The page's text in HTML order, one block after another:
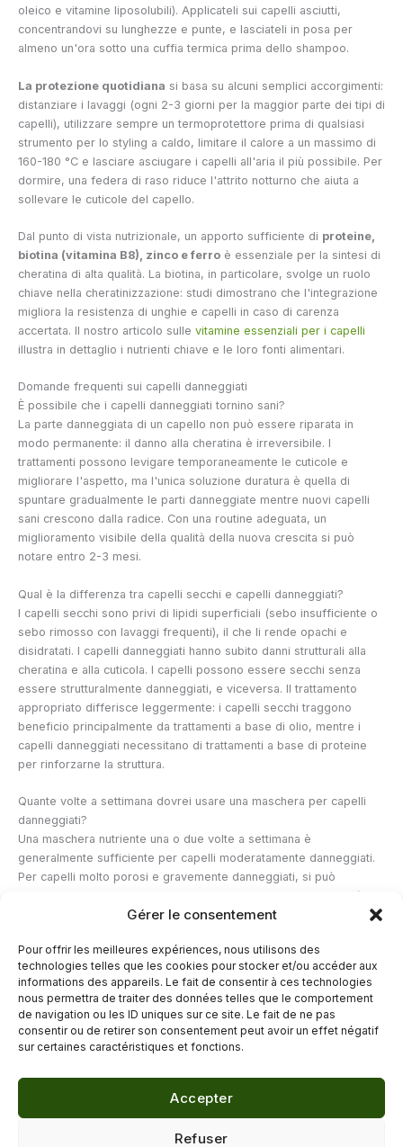
Gérer le consentement
Pour offrir les meilleures expériences, nous utilisons des
technologies telles que les cookies pour stocker et/ou accéder aux
informations des appareils. Le fait de consentir à ces technologies
nous permettra de traiter des données telles que le comportement
de navigation ou les ID uniques sur ce site. Le fait de ne pas
consentir ou de retirer son consentement peut avoir un effet négatif
sur certaines caractéristiques et fonctions.
Accepter
Refuser
oleico e vitamine liposolubili). Applicateli sui capelli asciutti,
concentrandovi su lunghezze e punte, e lasciateli in posa per
almeno un'ora sotto una cuffia termica prima dello shampoo.
La protezione quotidiana si basa su alcuni semplici accorgimenti:
distanziare i lavaggi (ogni 2-3 giorni per la maggior parte dei tipi di
capelli), utilizzare sempre un termoprotettore prima di qualsiasi
strumento per lo styling a caldo, limitare il calore a un massimo di
160-180 °C e lasciare asciugare i capelli all'aria il più possibile. Per
dormire, una federa di raso riduce l'attrito notturno che aiuta a
sollevare le cuticole del capello.
Dal punto di vista nutrizionale, un apporto sufficiente di proteine,
biotina (vitamina B8), zinco e ferro è essenziale per la sintesi di
cheratina di alta qualità. La biotina, in particolare, svolge un ruolo
chiave nella cheratinizzazione: studi dimostrano che l'integrazione
migliora la resistenza di unghie e capelli in caso di carenza
accertata. Il nostro articolo sulle vitamine essenziali per i capelli
illustra in dettaglio i nutrienti chiave e le loro fonti alimentari.
Domande frequenti sui capelli danneggiati
È possibile che i capelli danneggiati tornino sani?
La parte danneggiata di un capello non può essere riparata in
modo permanente: il danno alla cheratina è irreversibile. I
trattamenti possono levigare temporaneamente le cuticole e
migliorare l'aspetto, ma l'unica soluzione duratura è quella di
spuntare gradualmente le parti danneggiate mentre nuovi capelli
sani crescono dalla radice. Con una routine adeguata, un
miglioramento visibile della qualità della nuova crescita si può
notare entro 2-3 mesi.
Qual è la differenza tra capelli secchi e capelli danneggiati?
I capelli secchi sono privi di lipidi superficiali (sebo insufficiente o
sebo rimosso con lavaggi frequenti), il che li rende opachi e
disidratati. I capelli danneggiati hanno subito danni strutturali alla
cheratina e alla cuticola. I capelli possono essere secchi senza
essere strutturalmente danneggiati, e viceversa. Il trattamento
appropriato differisce leggermente: i capelli secchi traggono
beneficio principalmente da trattamenti a base di olio, mentre i
capelli danneggiati necessitano di trattamenti a base di proteine
per rinforzarne la struttura.
Quante volte a settimana dovrei usare una maschera per capelli
danneggiati?
Una maschera nutriente una o due volte a settimana è
generalmente sufficiente per capelli moderatamente danneggiati.
Per capelli molto porosi e gravemente danneggiati, si può
alternare una maschera nutriente con un trattamento proteico (a
base di cheratina idrolizzata o amminoacidi) per nutrire e
due volte a settimana rischia di sovraccaricare i capelli,
appesantendoli e conferendo loro un aspetto opaco.
←Articolo precedente Articolo successivo→